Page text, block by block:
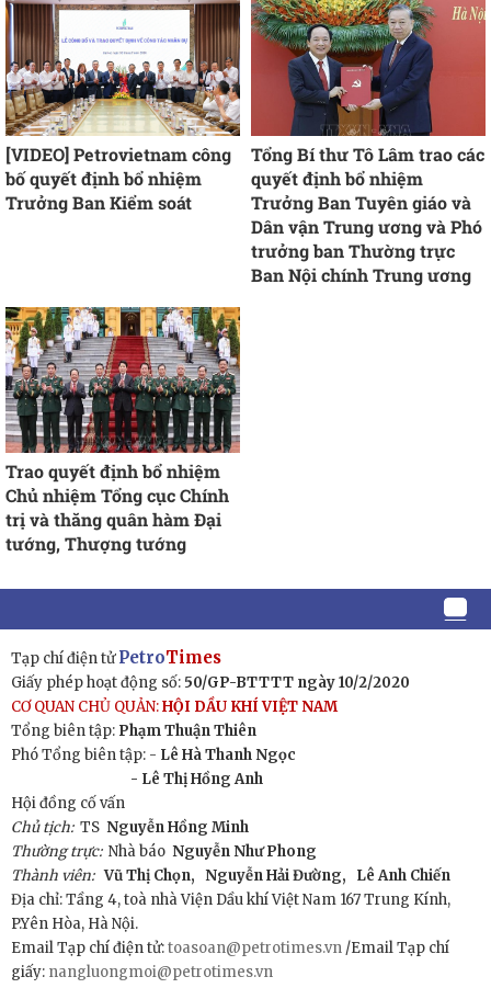
[VIDEO] Petrovietnam công
bố quyết định bổ nhiệm
Trưởng Ban Kiểm soát
Tổng Bí thư Tô Lâm trao các
quyết định bổ nhiệm
Trưởng Ban Tuyên giáo và
Dân vận Trung ương và Phó
trưởng ban Thường trực
Ban Nội chính Trung ương
Trao quyết định bổ nhiệm
Chủ nhiệm Tổng cục Chính
trị và thăng quân hàm Đại
tướng, Thượng tướng
Tạp chí điện tửPetroTimes
Giấy phép hoạt động số: 50/GP-BTTTT ngày 10/2/2020
CƠ QUAN CHỦ QUẢN:HỘI DẦU KHÍ VIỆT NAM
Tổng biên tập: Phạm Thuận Thiên
Phó Tổng biên tập: - Lê Hà Thanh Ngọc
- Lê Thị Hồng Anh
Hội đồng cố vấn
Chủ tịch:TS Nguyễn Hồng Minh
Thường trực: Nhà báo Nguyễn Như Phong
Thành viên: Vũ Thị Chọn, Nguyễn Hải Đường,
Lê Anh Chiến
Địa chỉ: Tầng 4, toà nhà Viện Dầu khí Việt Nam 167 Trung Kính,
P.Yên Hòa, Hà Nội.
Email Tạp chí điện tử:toasoan@petrotimes.vn /Email Tạp chí
giấy: nangluongmoi@petrotimes.vn